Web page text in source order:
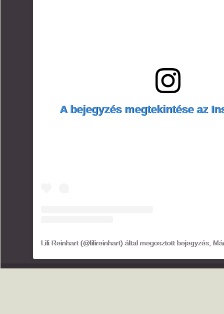
A bejegyzés megtekintése az
Lili Reinhart (@lilireinhart) által megosztott bejegyzés, Márc